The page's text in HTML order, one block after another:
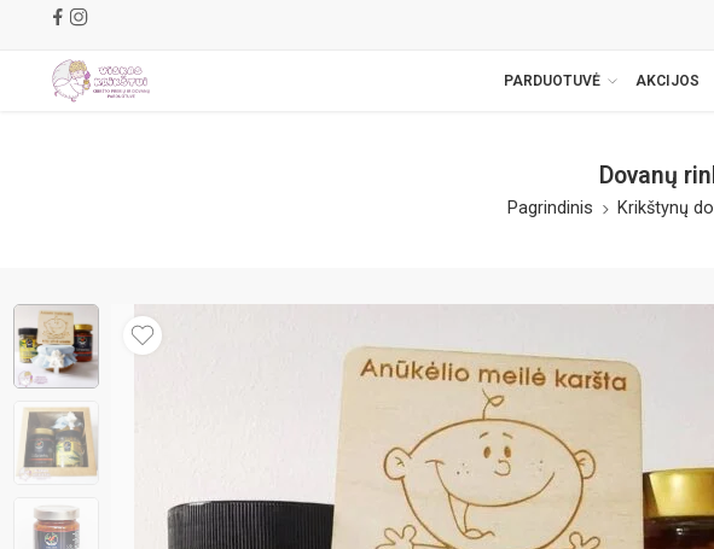
PARDUOTUVĖ AKCIJOS
Dovanų
Pagrindinis Krikštynų